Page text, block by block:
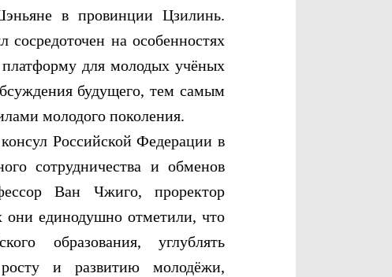
в провинции Цзилинь.
на особенностях
платформу для молодых учёных
будущего, тем самым
молодого поколения.
Российской Федерации в
сотрудничества и обменов
Ван Чжиго, проректор
они единодушно отметили, что
образования, углублять
росту и развитию молодёжи,